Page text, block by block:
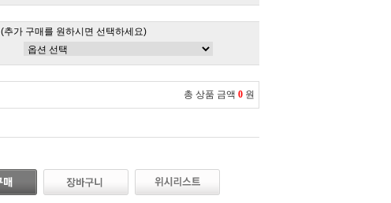
(추가 구매를 원하시면 선택하세요)
총 상품 금액 0 원